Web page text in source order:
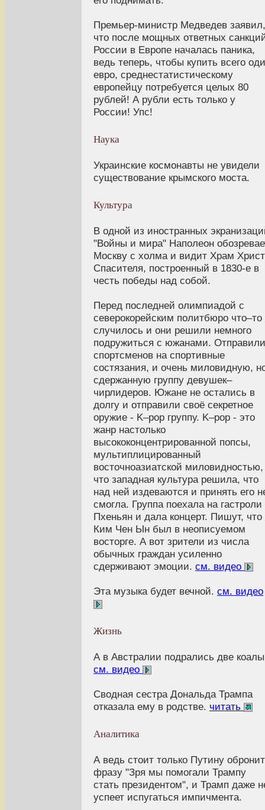
Премьер-министр Медведев заявил,
что после мощных ответных
России в Европе началась паника,
ведь теперь, чтобы купить всего
евро, среднестатистическому
европейцу потребуется целых 80
рублей! А рубли есть только у
России! Упс!
Наука
Украинские космонавты не увидели
существование крымского моста.
Культура
В одной из иностранных
"Войны и мира" Наполеон
Москву с холма и видит Храм
Спасителя, построенный в 1830-е в
честь победы над собой.
Перед последней олимпиадой с
северокорейским политбюро что–то
случилось и они решили немного
подружиться с южанами. Отправили
спортсменов на спортивные
состязания, и очень миловидную,
сдержанную группу девушек–
чирлидеров. Южане не остались в
долгу и отправили своё секретное
оружие - K–pop группу. K–pop - это
жанр настолько
высококонцентрированной попсы,
мультиплицированный
восточноазиатской миловидностью,
что западная культура решила, что
над ней издеваются и принять его
смогла. Группа поехала на гастроли
Пхеньян и дала концерт. Пишут, что
Ким Чен Ын был в неописуемом
восторге. А вот зрители из числа
обычных граждан усиленно
сдерживают эмоции. см. видео
Эта музыка будет вечной. см. видео
Жизнь
А в Австралии подрались две
см. видео
Сводная сестра Дональда Трампа
отказала ему в родстве. читать
Аналитика
А ведь стоит только Путину
фразу "Зря мы помогали Трампу
стать президентом", и Трамп даже
успеет испугаться импичмента.